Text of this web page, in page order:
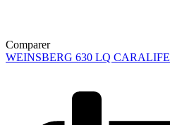
Comparer
WEINSBERG 630 LQ CARALIFE